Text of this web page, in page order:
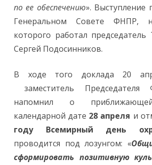
по ее обеспечению». Выступление
Генеральном Совете ФНПР,
которого работал
Сергей Подосинников.
В ходе того доклада 20
заместитель
напомнил о
календарной дате 28 апреля и
году Всемирный день
проводится под лозунгом: «
сформировать позитивную